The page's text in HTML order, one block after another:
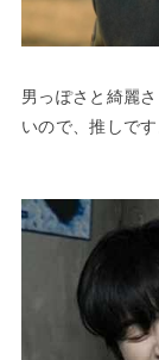
男っぽさと綺麗
いので、推しです